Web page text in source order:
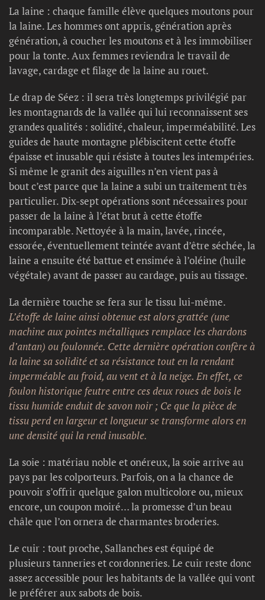
La laine : chaque famille élève quelques moutons pour
la laine. Les hommes ont appris, génération après
génération, à coucher les moutons et à les immobiliser
pour la tonte. Aux femmes reviendra le travail de
lavage, cardage et filage de la laine au rouet.
Le drap de Séez : il sera très longtemps privilégié par
les montagnards de la vallée qui lui reconnaissent ses
grandes qualités : solidité, chaleur, imperméabilité. Les
guides de haute montagne plébiscitent cette étoffe
épaisse et inusable qui résiste à toutes les intempéries.
Si même le granit des aiguilles n’en vient pas à
bout c’est parce que la laine a subi un traitement très
particulier. Dix-sept opérations sont nécessaires pour
passer de la laine à l’état brut à cette étoffe
incomparable. Nettoyée à la main, lavée, rincée,
essorée, éventuellement teintée avant d’être séchée, la
laine a ensuite été battue et ensimée à l’oléine (huile
végétale) avant de passer au cardage, puis au tissage.
La dernière touche se fera sur le tissu lui-même.
L’étoffe de laine ainsi obtenue est alors grattée (une
machine aux pointes métalliques remplace les chardons
d’antan) ou foulonnée. Cette dernière opération confère à
la laine sa solidité et sa résistance tout en la rendant
imperméable au froid, au vent et à la neige. En effet, ce
foulon historique feutre entre ces deux roues de bois le
tissu humide enduit de savon noir ; Ce que la pièce de
tissu perd en largeur et longueur se transforme alors en
une densité qui la rend inusable.
La soie : matériau noble et onéreux, la soie arrive au
pays par les colporteurs. Parfois, on a la chance de
pouvoir s’offrir quelque galon multicolore ou, mieux
encore, un coupon moiré… la promesse d’un beau
châle que l’on ornera de charmantes broderies.
Le cuir : tout proche, Sallanches est équipé de
plusieurs tanneries et cordonneries. Le cuir reste donc
assez accessible pour les habitants de la vallée qui vont
le préférer aux sabots de bois.